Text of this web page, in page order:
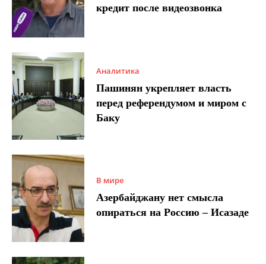
кредит после видеозвонка
Аналитика
Пашинян укрепляет власть
перед референдумом и миром с
Баку
В мире
Азербайджану нет смысла
опираться на Россию – Исазаде